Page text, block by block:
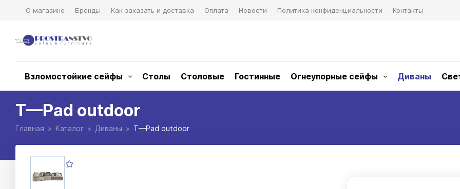
О магазине Бренды Как заказать и доставка Оплата Новости Политика конфиденциальности Контакты
Взломостойкие сейфы Столы Столовые Гостинные Огнеупорные сейфы Диваны
T—Pad outdoor
Главная Каталог Диваны T—Pad outdoor